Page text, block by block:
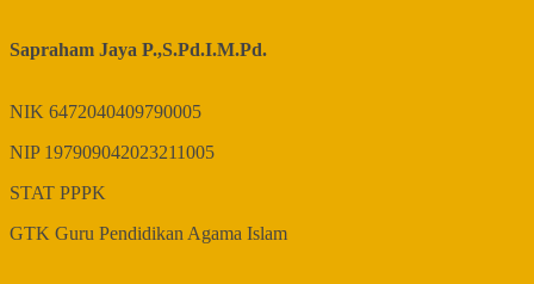
Sapraham Jaya P.,S.Pd.I.M.Pd.
NIK 6472040409790005
NIP 197909042023211005
STAT PPPK
GTK Guru Pendidikan Agama Islam